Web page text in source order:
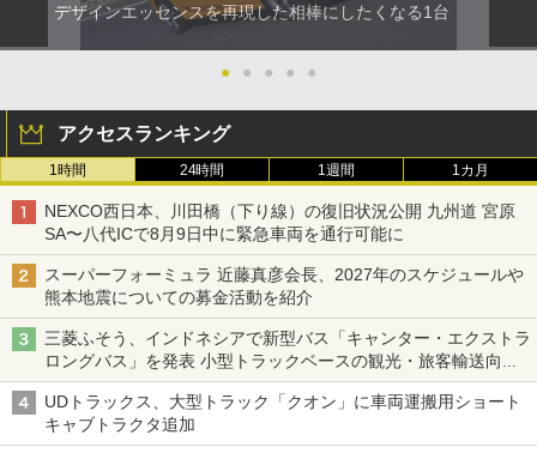
デザインエッセンスを再現した相棒にしたくなる1台
● ● ● ● ●
アクセスランキング
1時間 24時間 1週間 1カ月
NEXCO西日本、川田橋（下り線）の復旧状況公開 九州道 宮原
SA〜八代ICで8月9日中に緊急車両を通行可能に
スーパーフォーミュラ 近藤真彦会長、2027年のスケジュールや
熊本地震についての募金活動を紹介
三菱ふそう、インドネシアで新型バス「キャンター・エクストラ
ロングバス」を発表 小型トラックベースの観光・旅客輸送向け
バス
UDトラックス、大型トラック「クオン」に車両運搬用ショート
キャブトラクタ追加